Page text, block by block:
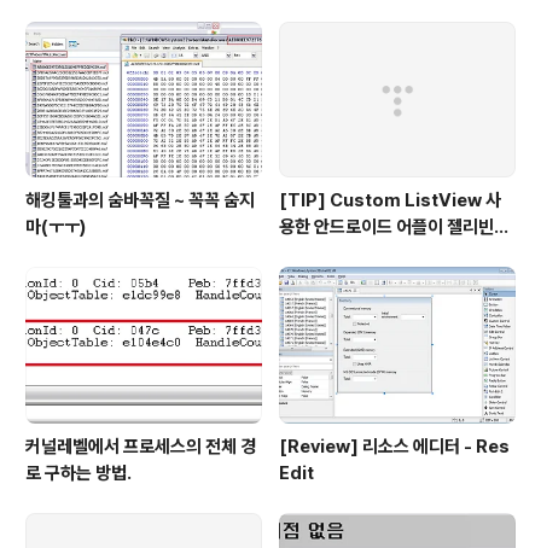
해킹툴과의 숨바꼭질 ~ 꼭꼭 숨지
마(ㅜㅜ)
[TIP] Custom ListView 사
용한 안드로이드 어플이 젤리빈에
커널레벨에서 프로세스의 전체 경
로 구하는 방법.
[Review] 리소스 에디터 - Res
Edit